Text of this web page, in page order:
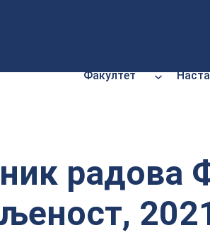
Факултет
радова